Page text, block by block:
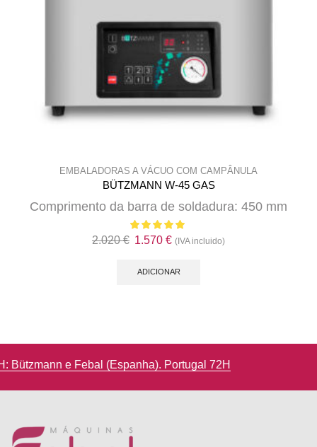
page
EMBALADORAS A VÁCUO COM CAMPÂNULA
BÜTZMANN W-45 GAS
Comprimento da barra de soldadura: 450 mm
2.020€ O
original
1.570 €O
atual
(IVA incluido)
ADICIONAR
Devoluções até 14 dias de calendário